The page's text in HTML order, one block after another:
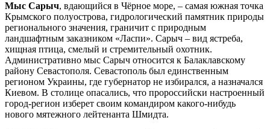
Мыс Сарыч, вдающийся в Чёрное море, – самая южная точка
Крымского полуострова, гидрологический памятник природы
регионального значения, граничит с природным
ландшафтным заказником «Ласпи». Сарыч – вид ястреба,
хищная птица, смелый и стремительный охотник.
Административно мыс Сарыч относится к Балаклавскому
району Севастополя. Севастополь был единственным
регионом Украины, где губернатор не избирался, а назначался
Киевом. В столице опасались, что пророссийски настроенный
город-регион изберет своим командиром какого-нибудь
нового мятежного лейтенанта Шмидта.